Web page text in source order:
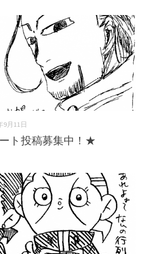
9月11日
ト投稿募集中！★